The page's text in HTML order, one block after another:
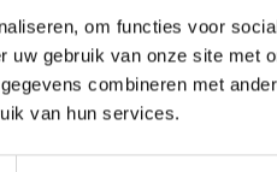
om functies voor
gebruik van onze site met
combineren met
van hun services.
wat jou maat is?Bekijk